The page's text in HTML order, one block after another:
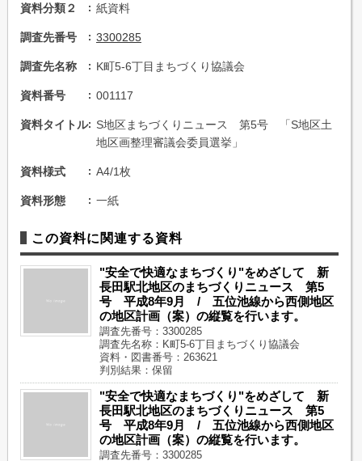
資料分類２ 紙資料
調査先番号 3300285
調査先名称 K町5-6丁目まちづくり協議会
資料番号 001117
資料タイトル
S地区まちづくりニュース 第5号 「S地区土
地区画整理審議会委員選挙」
資料様式 A4/1枚
資料形態 一紙
この資料に関連する資料
"安全で快適なまちづくり"をめざして 新
長田駅北地区のまちづくりニュース 第5
号 平成8年9月 / 五位池線から西側地区
の地区計画（案）の縦覧を行います。
調査先番号：3300285
調査先名称：K町5-6丁目まちづくり協議会
資料・図書番号：263621
判別結果：保留
"安全で快適なまちづくり"をめざして 新
長田駅北地区のまちづくりニュース 第5
号 平成8年9月 / 五位池線から西側地区
の地区計画（案）の縦覧を行います。
調査先番号：3300285